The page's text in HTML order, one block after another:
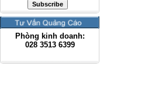
Phòng kinh doanh:
028 3513 6399